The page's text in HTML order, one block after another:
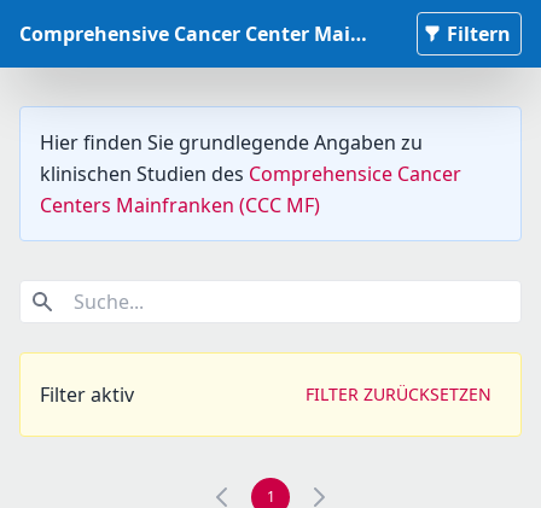
Comprehensive Cancer Center Mainfranken Studiendatenbank Filtern
Hier finden Sie grundlegende Angaben zu
klinischen Studien des Comprehensice Cancer
Centers Mainfranken (CCC MF)
Suche...
Filter aktiv FILTER ZURÜCKSETZEN
1